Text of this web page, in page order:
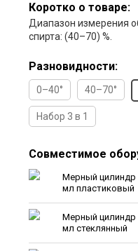
Коротко о товаре:
Диапазон измерения
спирта: (40–70) %.
Разновидности:
0–40° 40–70°
Набор 3 в 1
Совместимое
Мерный цилиндр
мл пластиковый
Мерный цилиндр
мл стеклянный